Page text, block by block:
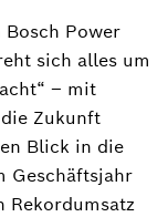
Power
sich alles um
‒ mit
Zukunft
Blick in die
Geschäftsjahr
Rekordumsatz